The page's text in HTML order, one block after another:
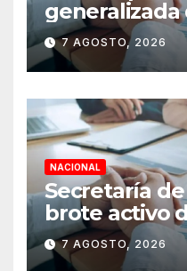
generalizada
obtener
7 AGOSTO, 2026
NACIONAL
Secretaría
brote activo
en México y
a la población
7 AGOSTO, 2026